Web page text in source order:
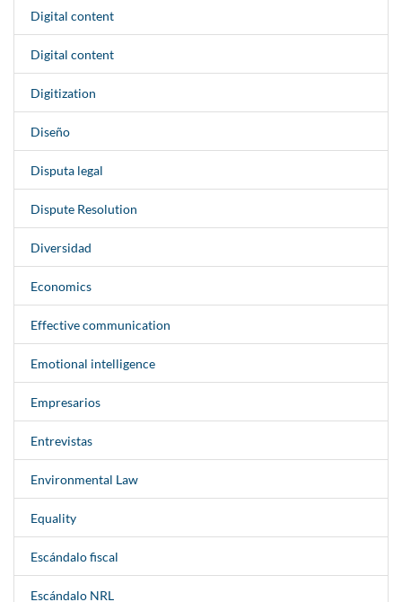
Digital content
Digital content
Digitization
Diseño
Disputa legal
Dispute Resolution
Diversidad
Economics
Effective communication
Emotional intelligence
Empresarios
Entrevistas
Environmental Law
Equality
Escándalo fiscal
Escándalo NRL